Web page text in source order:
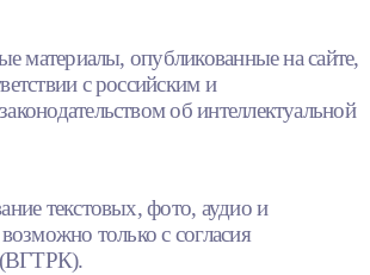
материалы, опубликованные на сайте,
с российским и
об интеллектуальной
текстовых, фото, аудио и
только с согласия
(ВГТРК).